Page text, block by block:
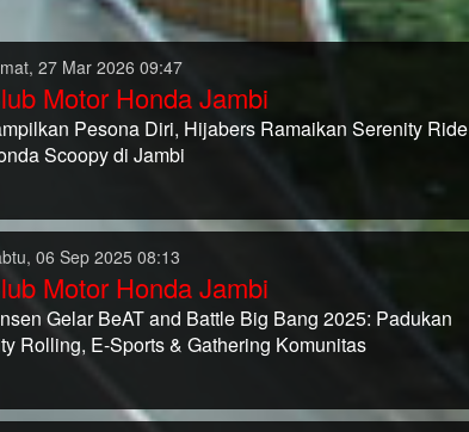
27 Mar 2026 09:47
Motor Honda Jambi
Pesona Diri, Hijabers Ramaikan Serenity Ride
Scoopy di Jambi
06 Sep 2025 08:13
Motor Honda Jambi
Gelar BeAT and Battle Big Bang 2025: Padukan
Rolling, E-Sports & Gathering Komunitas